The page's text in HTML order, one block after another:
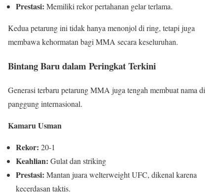
Prestasi: Memiliki rekor pertahanan gelar terlama.
Kedua petarung ini tidak hanya menonjol di ring, tetapi juga
membawa kehormatan bagi MMA secara keseluruhan.
Bintang Baru dalam Peringkat Terkini
Generasi terbaru petarung MMA juga tengah membuat nama di
panggung internasional.
Kamaru Usman
Rekor: 20-1
Keahlian: Gulat dan striking
Prestasi: Mantan juara welterweight UFC, dikenal karena
kecerdasan taktis.